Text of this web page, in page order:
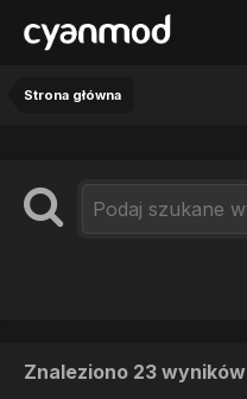
Strona główna
Znaleziono 23 wyników